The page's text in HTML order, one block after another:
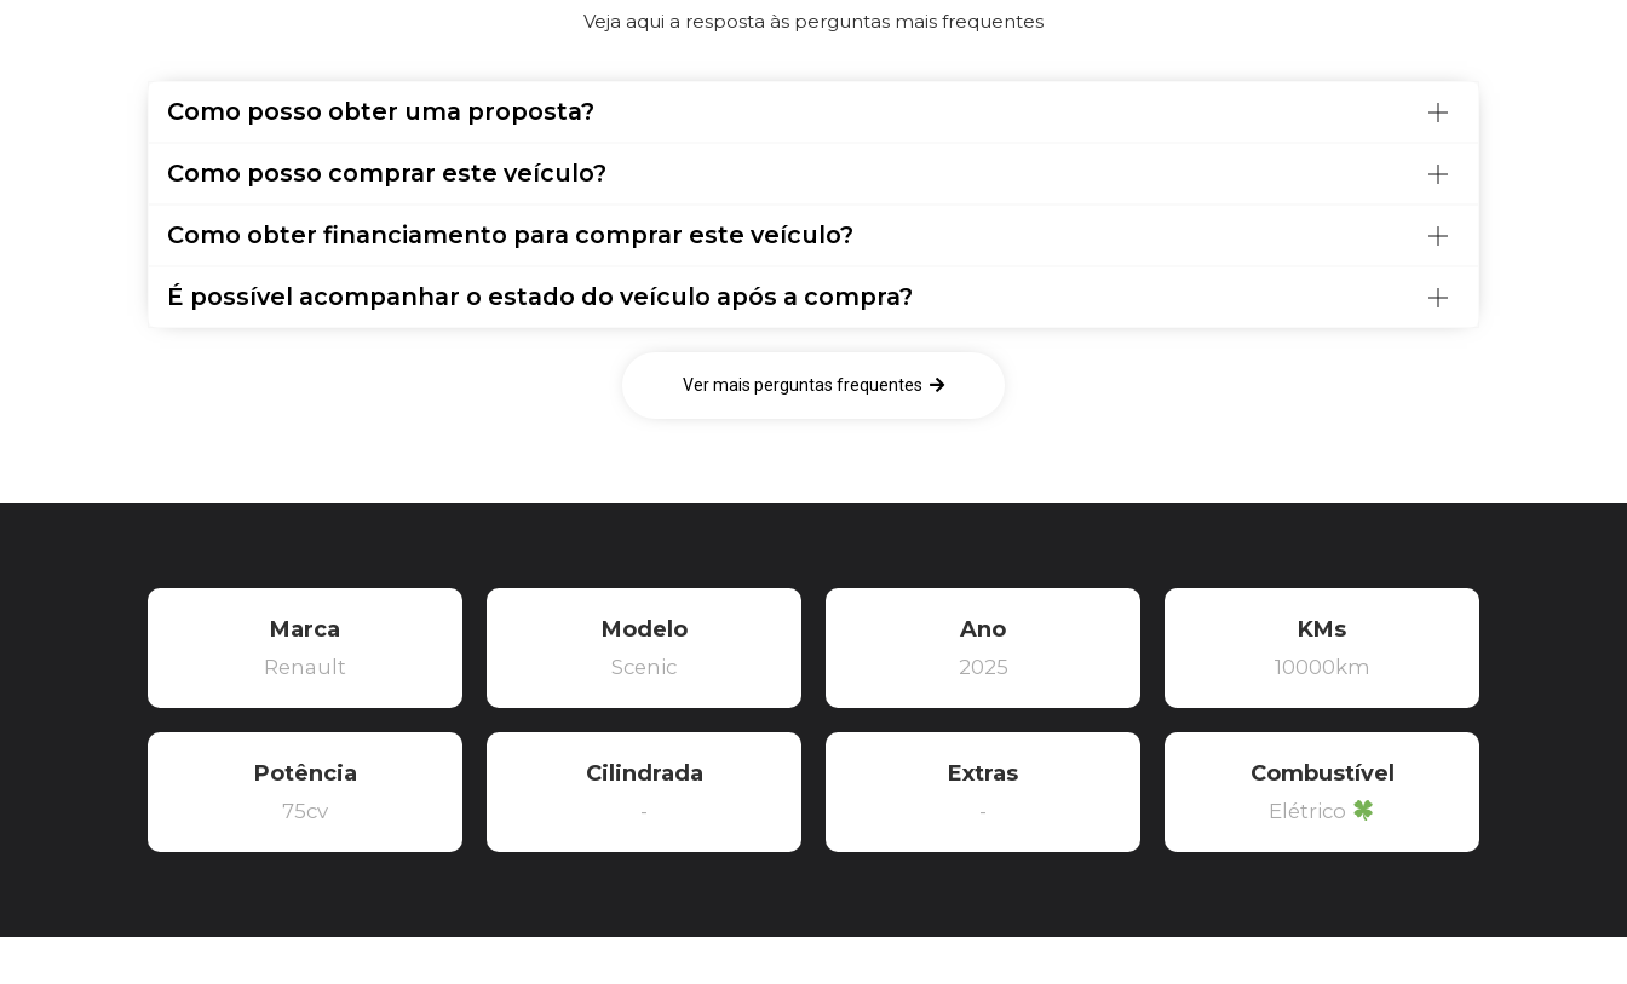
Veja aqui a resposta às perguntas mais frequentes
Como posso obter uma proposta?
Como posso comprar este veículo?
Como obter financiamento para comprar este veículo?
É possível acompanhar o estado do veículo após a compra?
Ver mais perguntas frequentes
Marca
Renault
Modelo
Scenic
Ano
2025
KMs
10000km
Potência
75cv
Cilindrada
-
Extras
-
Combustível
Elétrico